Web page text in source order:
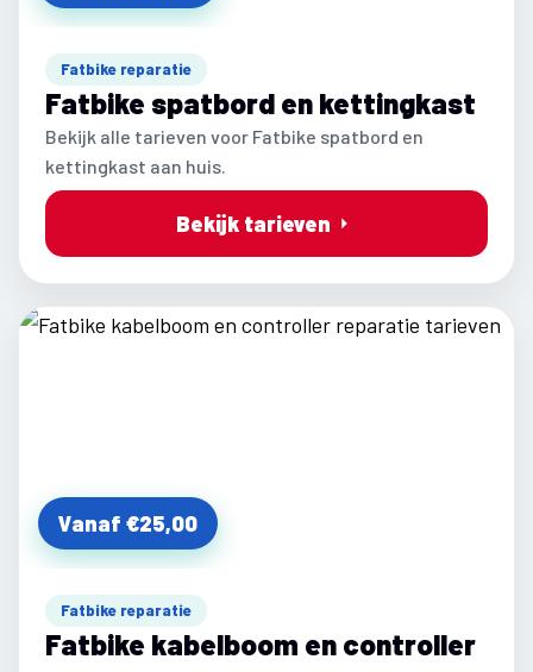
Fatbike reparatie
Fatbike spatbord en kettingkast
Bekijk alle tarieven voor Fatbike spatbord en
kettingkast aan huis.
Bekijk tarieven
Vanaf €25,00
Fatbike reparatie
Fatbike kabelboom en controller